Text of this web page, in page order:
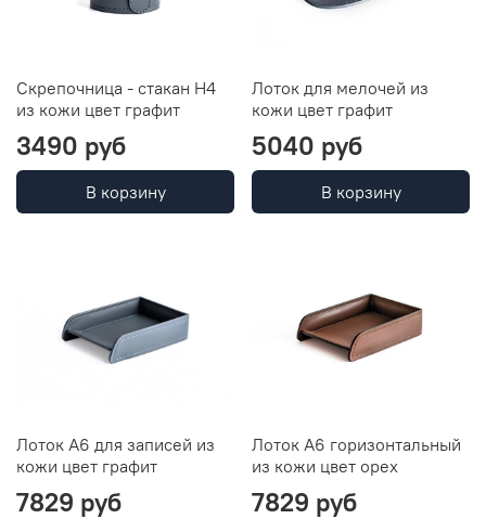
Скрепочница - стакан H4
из кожи цвет графит
3490 руб
В корзину
Лоток для мелочей из
кожи цвет графит
5040 руб
В корзину
Лоток А6 для записей из
кожи цвет графит
7829 руб
Лоток А6 горизонтальный
из кожи цвет орех
7829 руб